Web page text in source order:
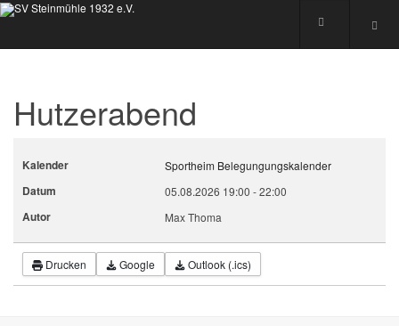
Hutzerabend
Kalender Sportheim Belegungungskalender
Datum 05.08.2026 19:00 -22:00
Autor Max Thoma
Drucken Google Outlook (.ics)